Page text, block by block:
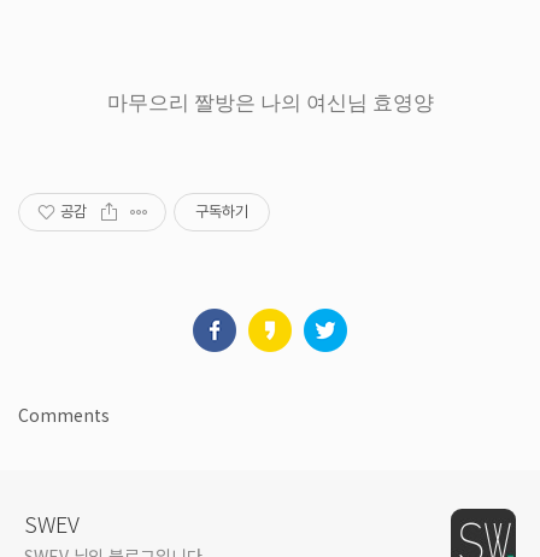
마무으리 짤방은 나의 여신님 효영양
공감 구독하기
Comments
SWEV